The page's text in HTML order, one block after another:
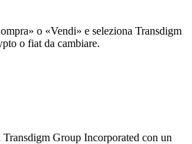
o «Vendi» e seleziona Transdigm
o fiat da cambiare.
Group Incorporated con un